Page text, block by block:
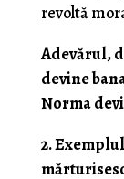
revoltă
Adevărul,
devine
Norma
2.